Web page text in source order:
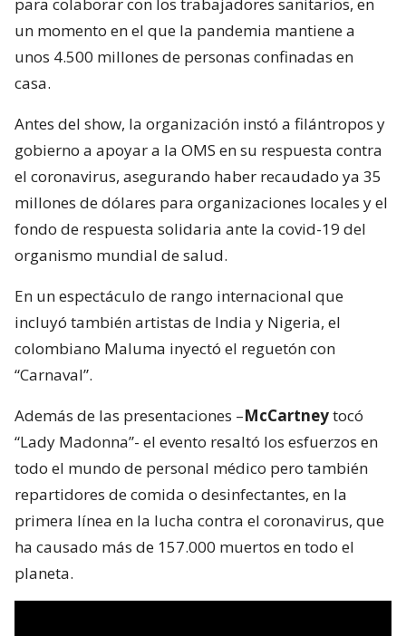
un momento en el que la pandemia mantiene a
unos 4.500 millones de personas confinadas en
casa.
Antes del show, la organización instó a filántropos y
gobierno a apoyar a la OMS en su respuesta contra
el coronavirus, asegurando haber recaudado ya 35
millones de dólares para organizaciones locales y el
fondo de respuesta solidaria ante la covid-19 del
organismo mundial de salud.
En un espectáculo de rango internacional que
incluyó también artistas de India y Nigeria, el
colombiano Maluma inyectó el reguetón con
“Carnaval”.
Además de las presentaciones –McCartneytocó
“Lady Madonna”- el evento resaltó los esfuerzos en
todo el mundo de personal médico pero también
repartidores de comida o desinfectantes, en la
primera línea en la lucha contra el coronavirus, que
ha causado más de 157.000 muertos en todo el
planeta.